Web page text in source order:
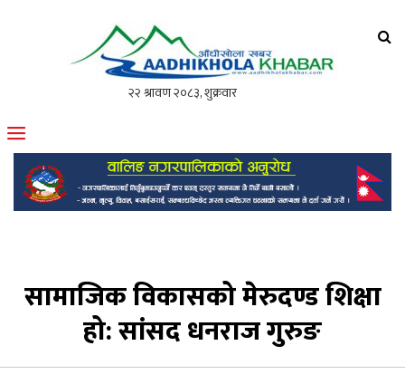
मोफसलकै लोकप्रिय अनलाइन पत्रिका
सामाजिक विकासको मेरुदण्ड शिक्षा
हो: सांसद धनराज गुरुङ